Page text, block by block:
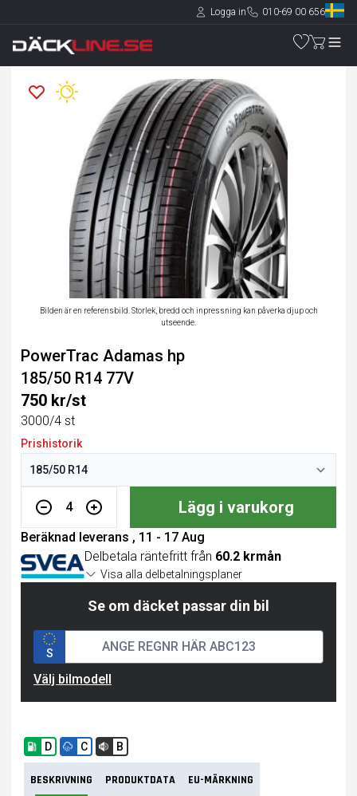
Logga in 010-69 00 656
Bilden är en referensbild. Storlek, bredd och inpressning kan påverka djup och
utseende.
PowerTrac Adamas hp
185/50 R14 77V
750 kr/st
3000/4 st
Prishistorik
4 Lägg i varukorg
Beräknad leverans , 11 - 17 Aug
Delbetala räntefritt från 60.2 krmån
Visa alla delbetalningsplaner
Se om däcket passar din bil
S
Välj bilmodell
D C B
BESKRIVNING PRODUKTDATA EU-MÄRKNING